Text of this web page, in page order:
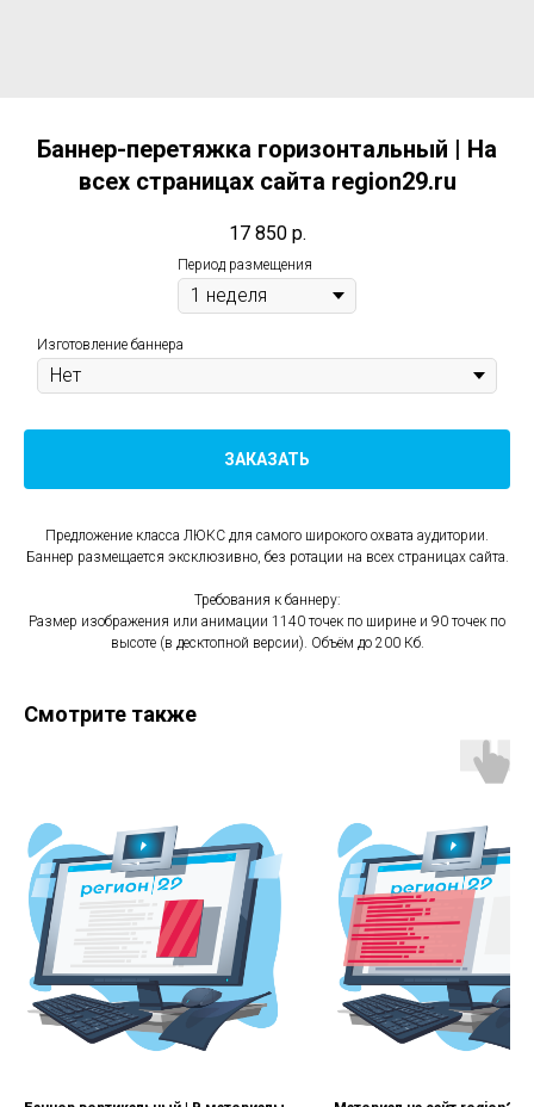
Баннер-перетяжка горизонтальный | На
всех страницах сайта region29.ru
17 850 р.
Период размещения
Изготовление баннера
ЗАКАЗАТЬ
Предложение класса ЛЮКС для самого широкого охвата аудитории.
Баннер размещается эксклюзивно, без ротации на всех страницах сайта.
Требования к баннеру:
Размер изображения или анимации 1140 точек по ширине и 90 точек по
высоте (в десктопной версии). Объём до 200 Кб.
Смотрите также